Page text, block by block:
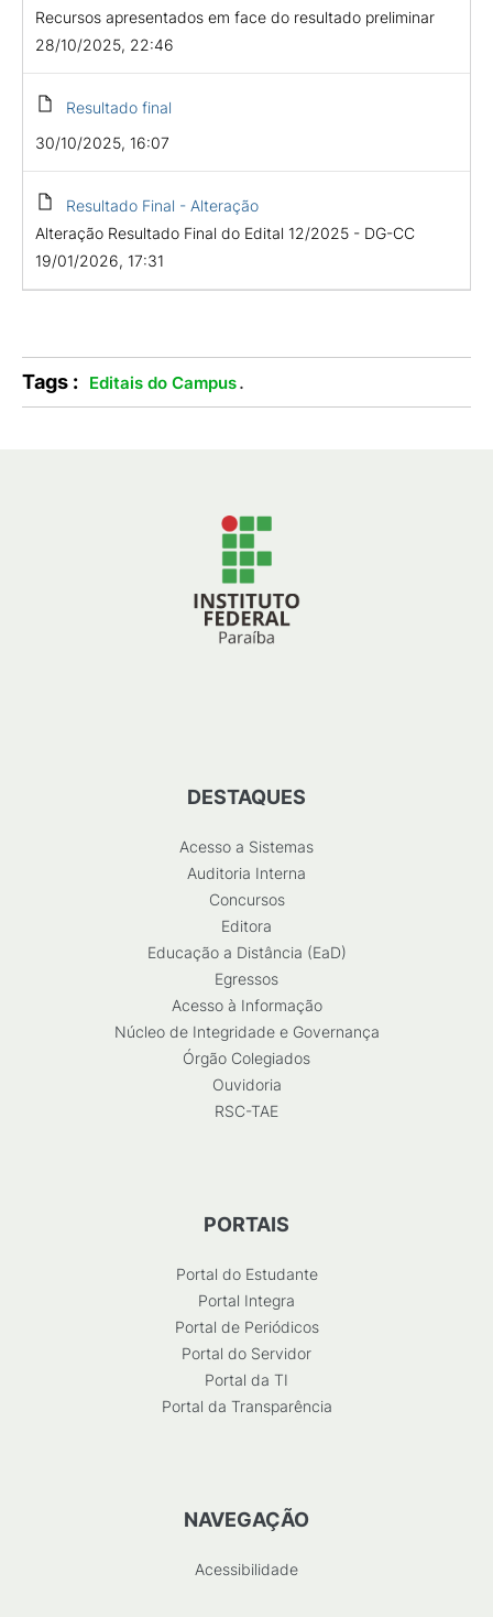
Recursos apresentados em face do resultado preliminar
28/10/2025, 22:46
Resultado final
30/10/2025, 16:07
Resultado Final - Alteração
Alteração Resultado Final do Edital 12/2025 - DG-CC
19/01/2026, 17:31
Tags : Editais do Campus.
DESTAQUES
Acesso a Sistemas
Auditoria Interna
Concursos
Editora
Educação a Distância (EaD)
Egressos
Acesso à Informação
Núcleo de Integridade e Governança
Órgão Colegiados
Ouvidoria
RSC-TAE
PORTAIS
Portal do Estudante
Portal Integra
Portal de Periódicos
Portal do Servidor
Portal da TI
Portal da Transparência
NAVEGAÇÃO
Acessibilidade